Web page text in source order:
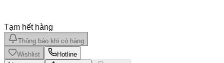
Tạm hết hàng
Thông báo khi có hàng
Wishlist
Hotline